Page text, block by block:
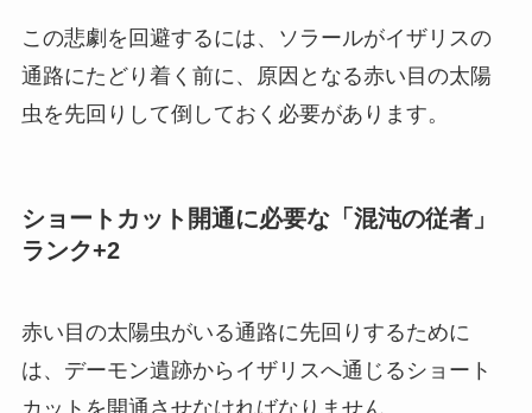
この悲劇を回避するには、ソラールがイザリスの
通路にたどり着く前に、原因となる赤い目の太陽
虫を先回りして倒しておく必要があります。
ショートカット開通に必要な「混沌の従者」
ランク+2
赤い目の太陽虫がいる通路に先回りするために
は、デーモン遺跡からイザリスへ通じるショート